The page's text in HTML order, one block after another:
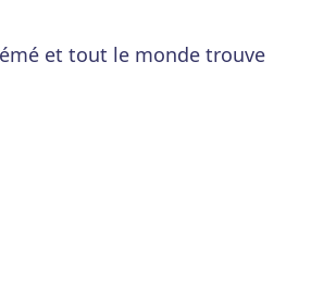
et tout le monde trouve